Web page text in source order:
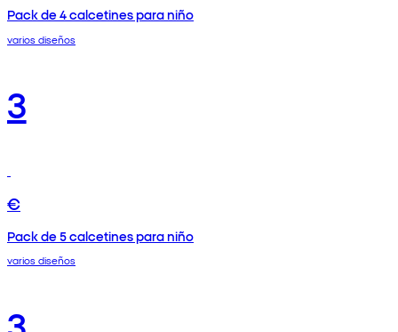
Pack de 4 calcetines para niño
varios diseños
3
€
Pack de 5 calcetines para niño
varios diseños